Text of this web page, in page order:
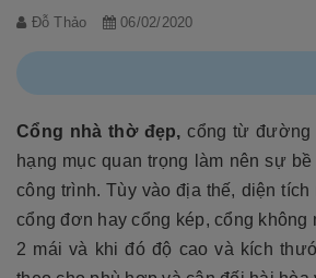
Đỗ Thảo 06/02/2020
Cổng nhà thờ đẹp, cổng từ đường
hạng mục quan trọng làm nên sự
công trình. Tùy vào địa thế, diện
cổng đơn hay cổng kép, cổng không
2 mái và khi đó độ cao và kích